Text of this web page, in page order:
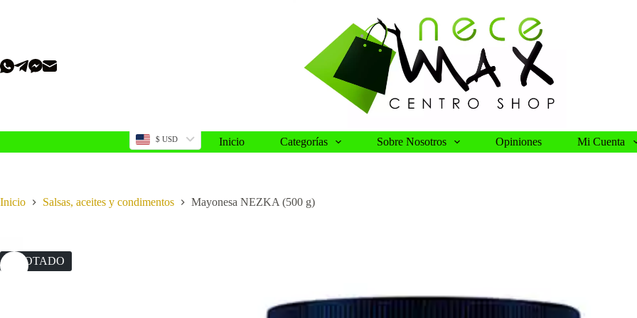
$ USD Inicio Categorías Sobre Nosotros Opiniones Mi Cuenta
Inicio Salsas, aceites y condimentos Mayonesa NEZKA (500 g)
AGOTADO